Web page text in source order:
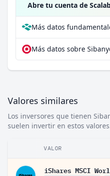
Abre tu cuenta de
Valores similares
Los inversores que tienen
suelen invertir en estos
VALOR